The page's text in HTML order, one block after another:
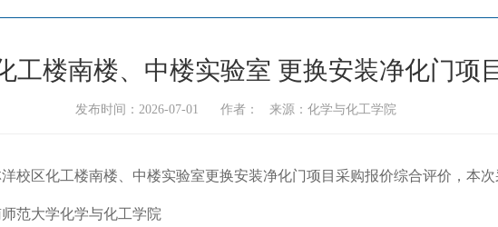
工楼南楼、中楼实验室 更换安装净化门项
发布时间：2026-07-01 作者： 来源：化学与化工学院
校区化工楼南楼、中楼实验室更换安装净化门项目 采购报价综合评价，本
师范大学化学与化工学院